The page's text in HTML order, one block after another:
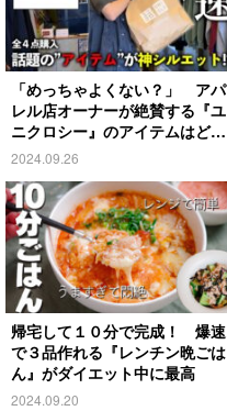
「めっちゃよくない？」 アパ
レル店オーナーが絶賛する『ユ
ニクロシー』のアイテムはど
れ？
2024.09.26
帰宅して１０分で完成！ 爆速
で３品作れる『レンチン晩ごは
ん』がダイエット中に最高
2024.09.20